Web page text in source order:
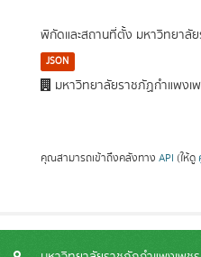
พิกัดและสถานที่ตั้ง มหาวิทยาลั
JSON
มหาวิทยาลัยราชภัฏกำแพงเ
คุณสามารถเข้าถึงคลังทาง API (ให้ดู